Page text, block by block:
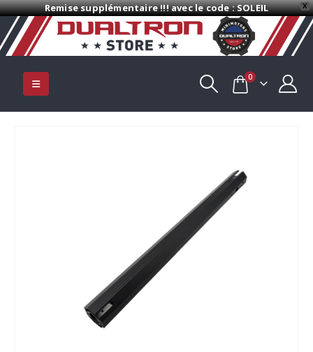
X
Remise supplémentaire !!! avec le code : SOLEIL
0